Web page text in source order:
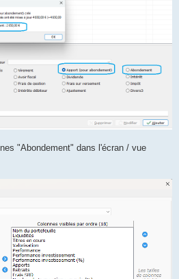
"Abondement" dans l'écran / vue